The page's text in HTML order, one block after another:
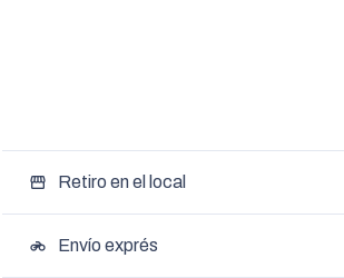
storefront Retiro en el local
motorcycle Envío exprés